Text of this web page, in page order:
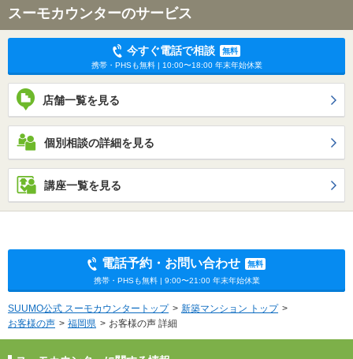
スーモカウンターのサービス
今すぐ電話で相談
無料
携帯・PHSも無料 | 10:00〜18:00 年末年始休業
店舗一覧を見る
個別相談の詳細を見る
講座一覧を見る
電話予約・お問い合わせ
無料
携帯・PHSも無料 | 9:00〜21:00 年末年始休業
SUUMO公式 スーモカウンタートップ
新築マンション トップ
お客様の声
福岡県 お客様の声 詳細